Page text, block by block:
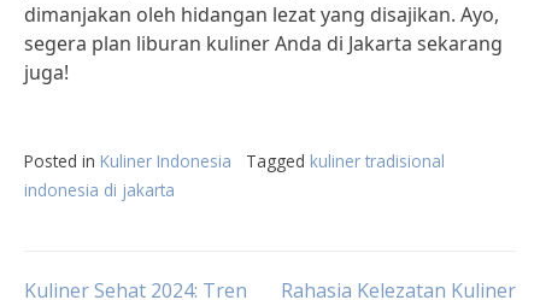
dimanjakan oleh hidangan lezat yang disajikan. Ayo,
segera plan liburan kuliner Anda di Jakarta sekarang
juga!
Posted in Kuliner Indonesia Tagged kuliner tradisional
indonesia di jakarta
Kuliner Sehat 2024: Tren
Rahasia Kelezatan Kuliner